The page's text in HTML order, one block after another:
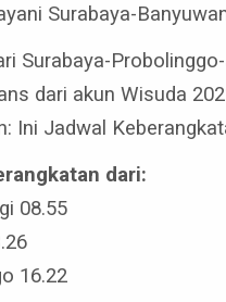
Surabaya-
Surabaya-
dari akun Wisuda
Ini Jadwal
dari:
08.55
16.22